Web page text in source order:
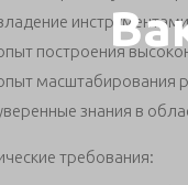
построения
масштабирования
знания в
требования: